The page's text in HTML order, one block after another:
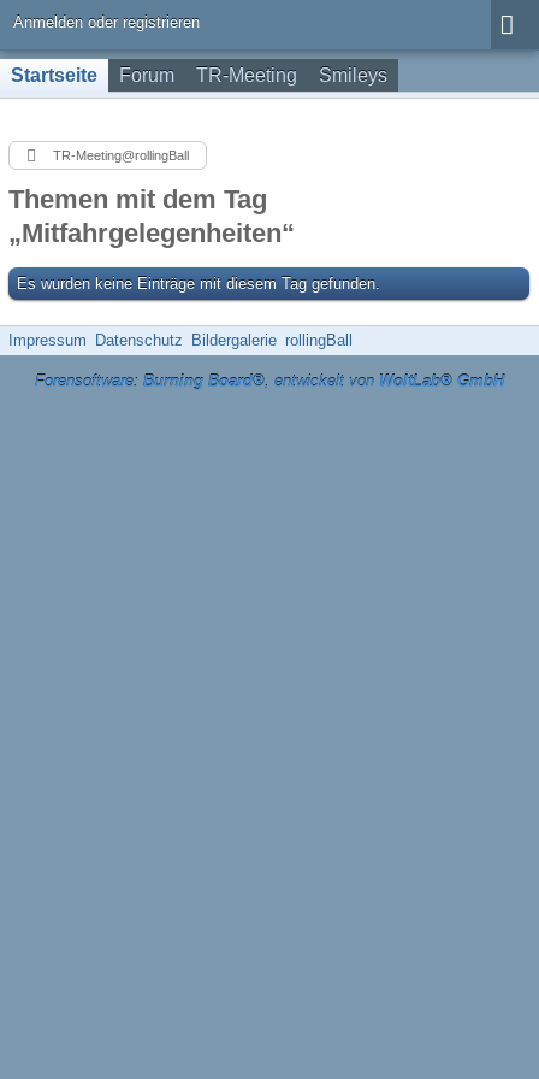
Anmelden oder registrieren
Startseite Forum TR-Meeting Smileys
TR-Meeting@rollingBall
Themen mit dem Tag
„Mitfahrgelegenheiten“
Es wurden keine Einträge mit diesem Tag gefunden.
Impressum Datenschutz Bildergalerie rollingBall
Forensoftware: Burning Board®, entwickelt von WoltLab® GmbH